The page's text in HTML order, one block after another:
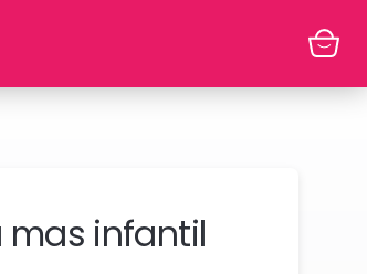
mas infantil